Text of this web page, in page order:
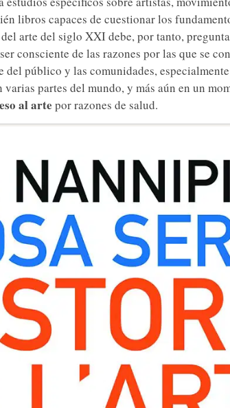
libros capaces de cuestionar los
arte del siglo XXI debe, por tanto,
consciente de las razones por las que se
del público y las comunidades,
partes del mundo, y más aún en un
al arte por razones de salud.